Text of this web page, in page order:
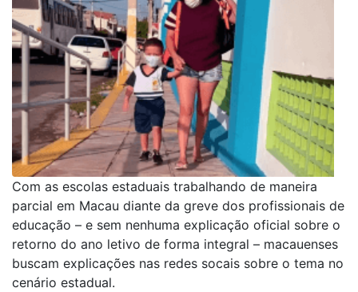
Com as escolas estaduais trabalhando de maneira
parcial em Macau diante da greve dos profissionais de
educação – e sem nenhuma explicação oficial sobre o
retorno do ano letivo de forma integral – macauenses
buscam explicações nas redes socais sobre o tema no
cenário estadual.